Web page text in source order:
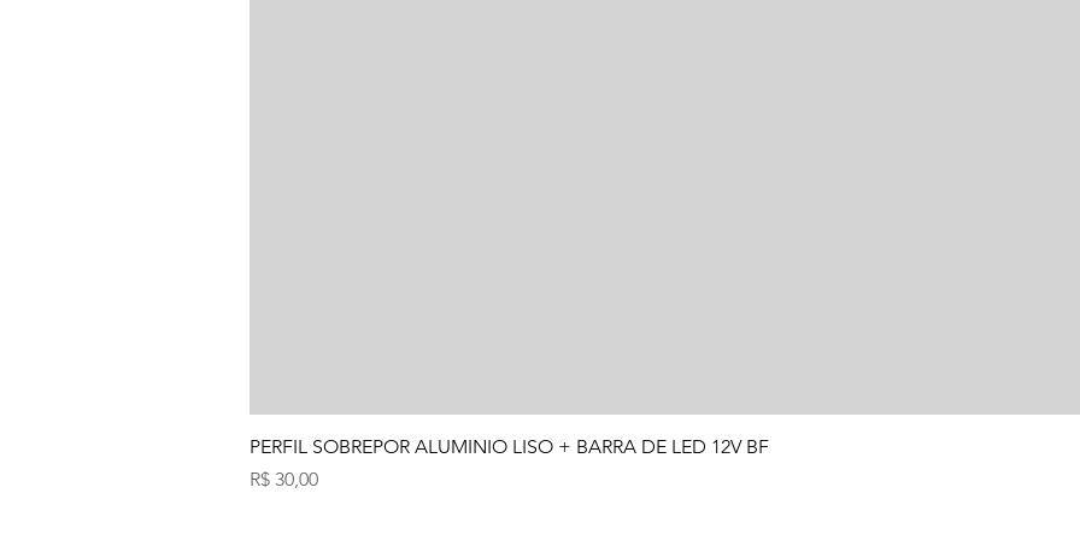
Visualização rápida
PERFIL SOBREPOR ALUMINIO LISO + BARRA DE LED 12V BF
Preço
R$ 30,00